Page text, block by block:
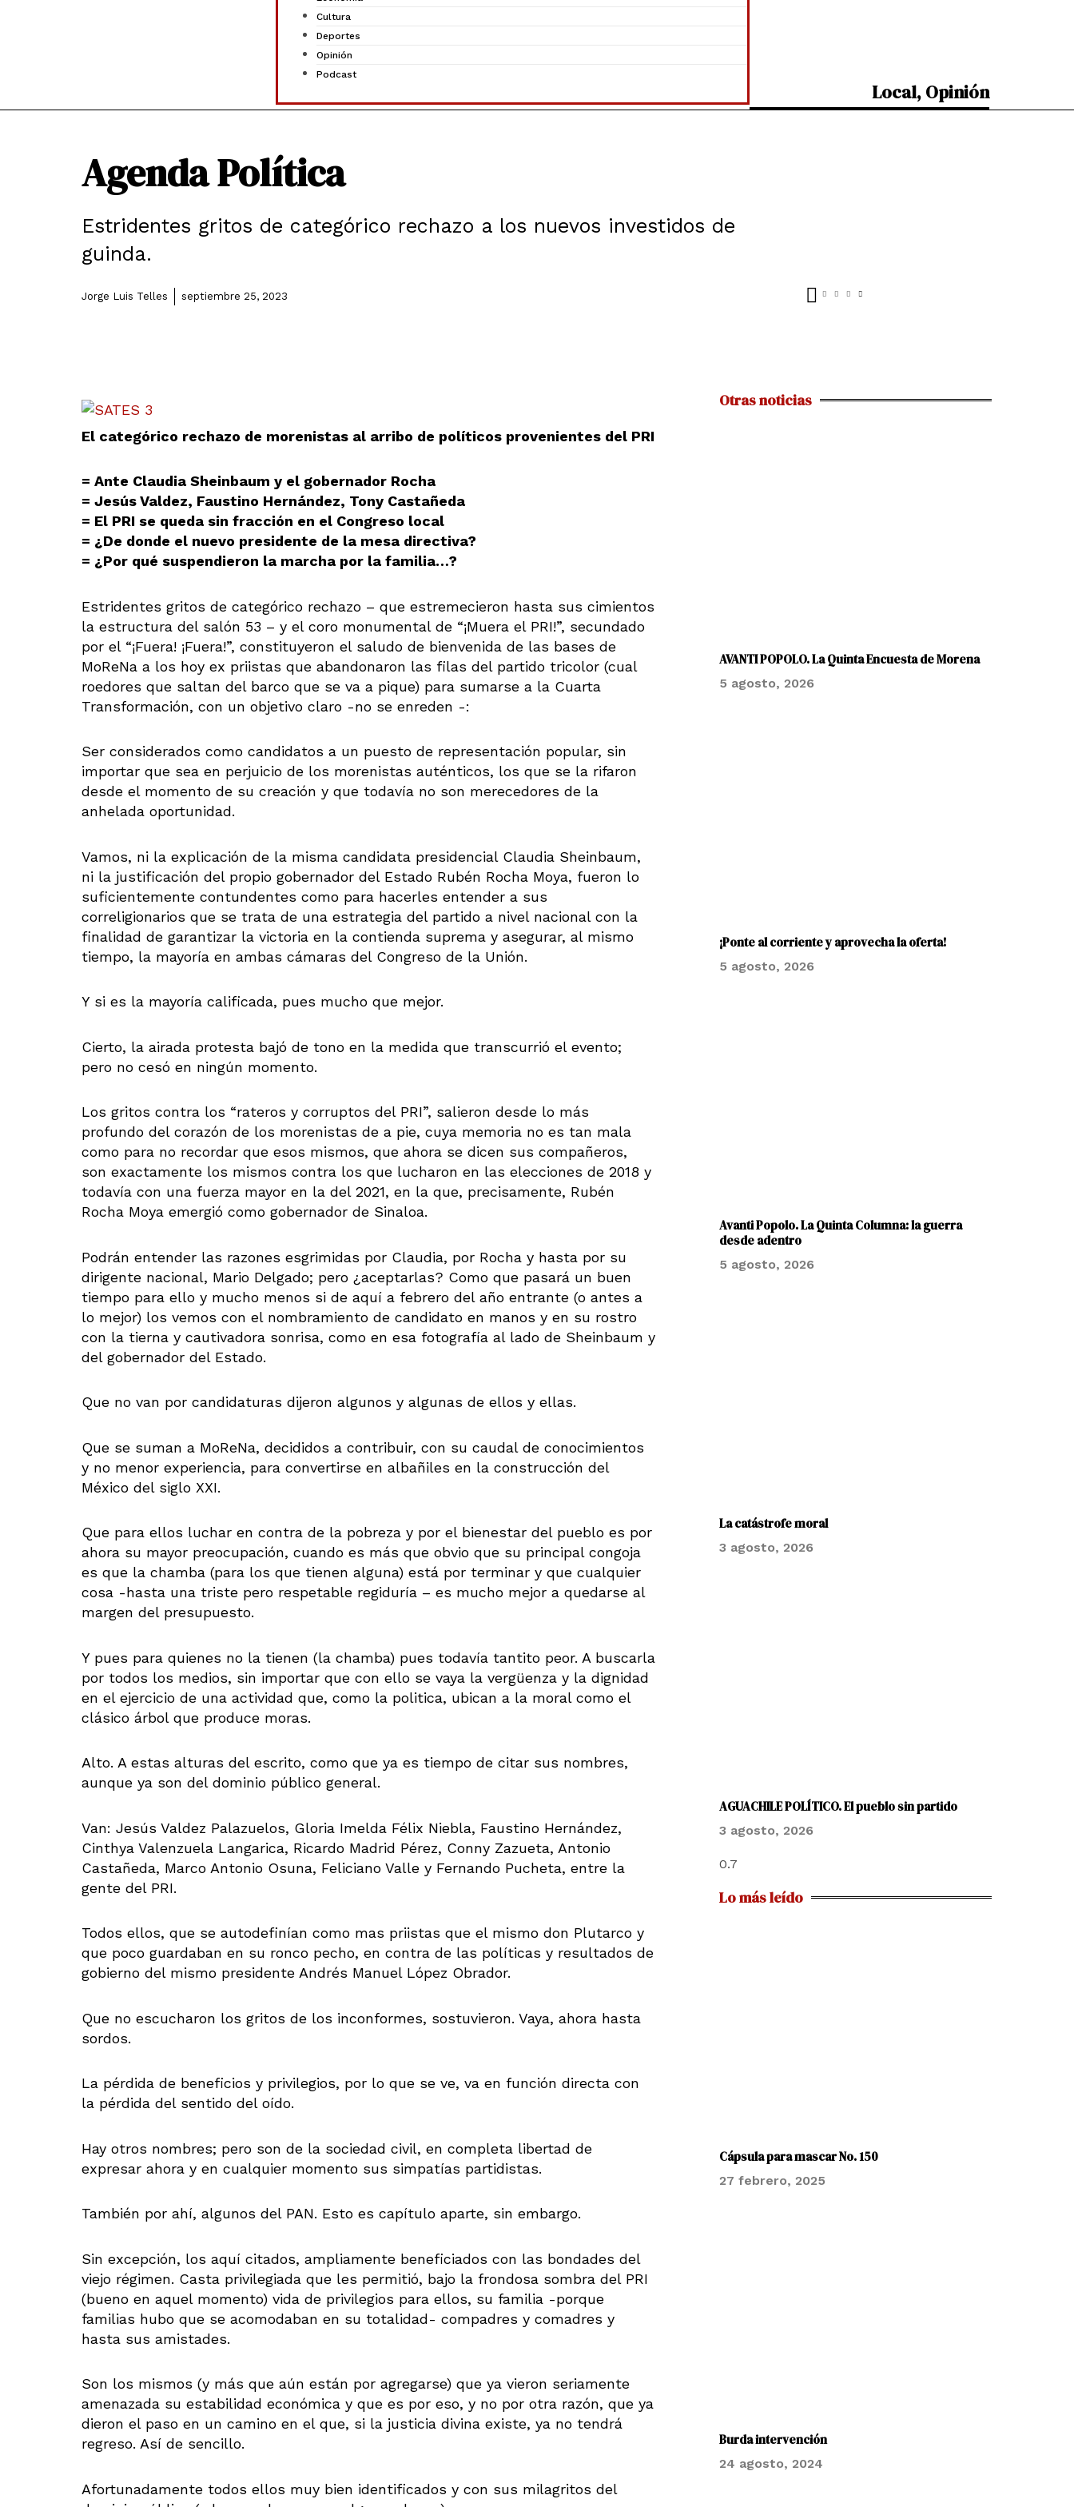
Cultura
Deportes
Opinión
Podcast
Local, Opinión
Agenda Política
Estridentes gritos de categórico rechazo a los nuevos investidos de
guinda.
Jorge Luis Telles septiembre 25, 2023
El categórico rechazo de morenistas al arribo de políticos provenientes del PRI
= Ante Claudia Sheinbaum y el gobernador Rocha
= Jesús Valdez, Faustino Hernández, Tony Castañeda
= El PRI se queda sin fracción en el Congreso local
= ¿De donde el nuevo presidente de la mesa directiva?
= ¿Por qué suspendieron la marcha por la familia…?
Estridentes gritos de categórico rechazo – que estremecieron hasta sus cimientos
la estructura del salón 53 – y el coro monumental de “¡Muera el PRI!”, secundado
por el “¡Fuera! ¡Fuera!”, constituyeron el saludo de bienvenida de las bases de
MoReNa a los hoy ex priistas que abandonaron las filas del partido tricolor (cual
roedores que saltan del barco que se va a pique) para sumarse a la Cuarta
Transformación, con un objetivo claro -no se enreden -:
Ser considerados como candidatos a un puesto de representación popular, sin
importar que sea en perjuicio de los morenistas auténticos, los que se la rifaron
desde el momento de su creación y que todavía no son merecedores de la
anhelada oportunidad.
Vamos, ni la explicación de la misma candidata presidencial Claudia Sheinbaum,
ni la justificación del propio gobernador del Estado Rubén Rocha Moya, fueron lo
suficientemente contundentes como para hacerles entender a sus
correligionarios que se trata de una estrategia del partido a nivel nacional con la
finalidad de garantizar la victoria en la contienda suprema y asegurar, al mismo
tiempo, la mayoría en ambas cámaras del Congreso de la Unión.
Y si es la mayoría calificada, pues mucho que mejor.
Cierto, la airada protesta bajó de tono en la medida que transcurrió el evento;
pero no cesó en ningún momento.
Los gritos contra los “rateros y corruptos del PRI”, salieron desde lo más
profundo del corazón de los morenistas de a pie, cuya memoria no es tan mala
como para no recordar que esos mismos, que ahora se dicen sus compañeros,
son exactamente los mismos contra los que lucharon en las elecciones de 2018 y
todavía con una fuerza mayor en la del 2021, en la que, precisamente, Rubén
Rocha Moya emergió como gobernador de Sinaloa.
Podrán entender las razones esgrimidas por Claudia, por Rocha y hasta por su
dirigente nacional, Mario Delgado; pero ¿aceptarlas? Como que pasará un buen
tiempo para ello y mucho menos si de aquí a febrero del año entrante (o antes a
lo mejor) los vemos con el nombramiento de candidato en manos y en su rostro
con la tierna y cautivadora sonrisa, como en esa fotografía al lado de Sheinbaum y
del gobernador del Estado.
Que no van por candidaturas dijeron algunos y algunas de ellos y ellas.
Que se suman a MoReNa, decididos a contribuir, con su caudal de conocimientos
y no menor experiencia, para convertirse en albañiles en la construcción del
México del siglo XXI.
Que para ellos luchar en contra de la pobreza y por el bienestar del pueblo es por
ahora su mayor preocupación, cuando es más que obvio que su principal congoja
es que la chamba (para los que tienen alguna) está por terminar y que cualquier
cosa -hasta una triste pero respetable regiduría – es mucho mejor a quedarse al
margen del presupuesto.
Y pues para quienes no la tienen (la chamba) pues todavía tantito peor. A buscarla
por todos los medios, sin importar que con ello se vaya la vergüenza y la dignidad
en el ejercicio de una actividad que, como la politica, ubican a la moral como el
clásico árbol que produce moras.
Alto. A estas alturas del escrito, como que ya es tiempo de citar sus nombres,
aunque ya son del dominio público general.
Van: Jesús Valdez Palazuelos, Gloria Imelda Félix Niebla, Faustino Hernández,
Cinthya Valenzuela Langarica, Ricardo Madrid Pérez, Conny Zazueta, Antonio
Castañeda, Marco Antonio Osuna, Feliciano Valle y Fernando Pucheta, entre la
gente del PRI.
Todos ellos, que se autodefinían como mas priistas que el mismo don Plutarco y
que poco guardaban en su ronco pecho, en contra de las políticas y resultados de
gobierno del mismo presidente Andrés Manuel López Obrador.
Que no escucharon los gritos de los inconformes, sostuvieron. Vaya, ahora hasta
sordos.
La pérdida de beneficios y privilegios, por lo que se ve, va en función directa con
la pérdida del sentido del oído.
Hay otros nombres; pero son de la sociedad civil, en completa libertad de
expresar ahora y en cualquier momento sus simpatías partidistas.
También por ahí, algunos del PAN. Esto es capítulo aparte, sin embargo.
Sin excepción, los aquí citados, ampliamente beneficiados con las bondades del
viejo régimen. Casta privilegiada que les permitió, bajo la frondosa sombra del PRI
(bueno en aquel momento) vida de privilegios para ellos, su familia -porque
familias hubo que se acomodaban en su totalidad- compadres y comadres y
hasta sus amistades.
Son los mismos (y más que aún están por agregarse) que ya vieron seriamente
amenazada su estabilidad económica y que es por eso, y no por otra razón, que ya
dieron el paso en un camino en el que, si la justicia divina existe, ya no tendrá
regreso. Así de sencillo.
Afortunadamente todos ellos muy bien identificados y con sus milagritos del
Otras noticias
AVANTI POPOLO. La Quinta Encuesta de Morena
5 agosto, 2026
¡Ponte al corriente y aprovecha la oferta!
5 agosto, 2026
Avanti Popolo. La Quinta Columna: la guerra
desde adentro
5 agosto, 2026
La catástrofe moral
3 agosto, 2026
AGUACHILE POLÍTICO. El pueblo sin partido
3 agosto, 2026
Lo más leído
Cápsula para mascar No. 150
27 febrero, 2025
Burda intervención
24 agosto, 2024